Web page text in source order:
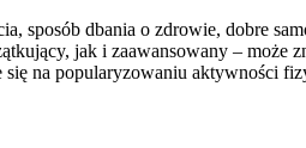
dbania o zdrowie, dobre
jak i zaawansowany – może
na popularyzowaniu aktywności